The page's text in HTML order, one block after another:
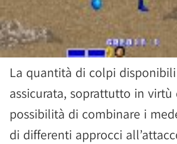
La quantità di colpi
assicurata, soprattutto in virtù
possibilità di combinare i
di differenti approcci